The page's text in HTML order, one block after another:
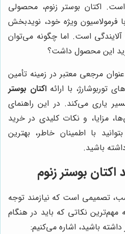
است. اکتان بوستر زنوم، محصولی
فرمولاسیون ویژه خود، نویدبخش
است. اما چگونه می‌توان
این محصول داشت؟
مرجعی معتبر در زمینه تأمین
توربوشارژ، با ارائه اکتان بوستر
یاری می‌کند. در این راهنمای
مزایا، و نکات کلیدی در خرید
با اطمینان خاطر، بهترین
باشید.
بوستر زنوم
تصمیمی است که نیازمند توجه
مهم‌ترین نکاتی که باید در هنگام
داشته باشید، اشاره می‌کنیم: